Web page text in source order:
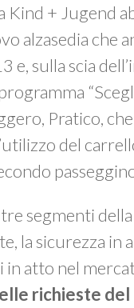
Kind + Jugend
alzasedia che
e, sulla scia
Pratico,
del
segmenti
la sicurezza in
in atto nel
richieste del